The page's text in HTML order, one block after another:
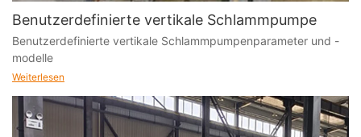
Benutzerdefinierte vertikale Schlammpumpe
Benutzerdefinierte vertikale Schlammpumpenparameter und -
modelle
Weiterlesen